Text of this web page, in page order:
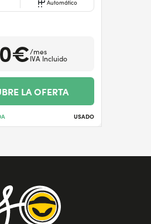
Automático
/mes
IVA Incluido
LA OFERTA
USADO